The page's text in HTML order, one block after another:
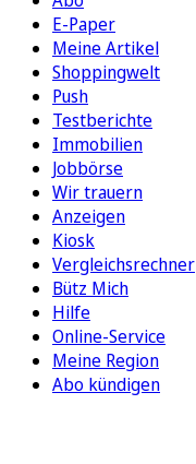
E-Paper
Meine Artikel
Shoppingwelt
Push
Testberichte
Immobilien
Jobbörse
Wir trauern
Anzeigen
Kiosk
Vergleichsrechner
Bütz Mich
Hilfe
Online-Service
Meine Region
Abo kündigen